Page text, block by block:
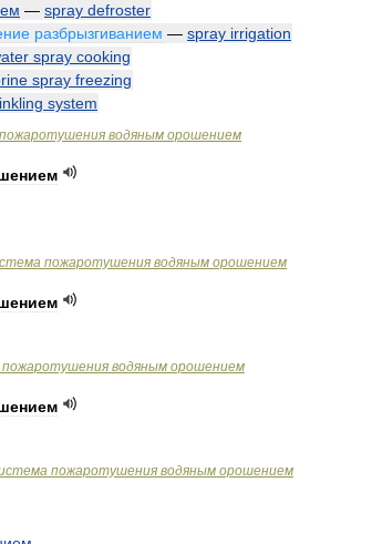
— spray defroster
разбрызгиванием — spray irrigation
spray cooking
spray freezing
system
пожаротушения водяным орошением
пожаротушения водяным орошением
пожаротушения водяным орошением
пожаротушения водяным орошением